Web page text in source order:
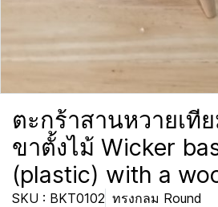
ตะกร้าสานหวายเที
ขาตั้งไม้ Wicker
(plastic) with a
SKU : BKT0102 ทรงกลม Round